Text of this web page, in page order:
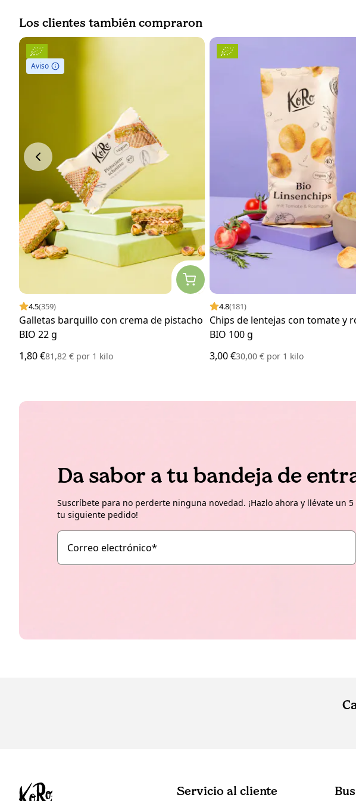
Los clientes también compraron
Aviso
4.5(359)
Galletas barquillo con crema de pistacho
BIO 22 g
1,80 €81,82 € por 1 kilo
4.8(181)
Chips de lentejas con tomate y
BIO 100 g
3,00 €30,00 € por 1 kilo
Da sabor a tu bandeja de
Suscríbete para no perderte ninguna novedad. ¡Hazlo ahora y llévate un
tu siguiente pedido!
Correo electrónico*
Servicio al cliente